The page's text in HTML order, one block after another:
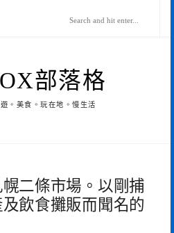
部落格
。美食。玩在地。慢生活
幌二條市場。以剛捕
飲食攤販而聞名的